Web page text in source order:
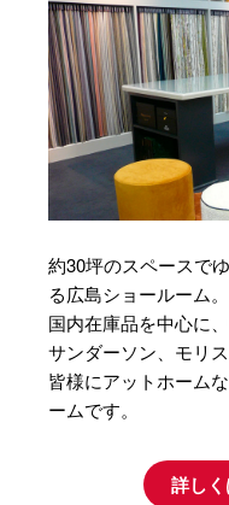
約30坪のスペースで
る広島ショールーム。
国内在庫品を中心に
サンダーソン、モリ
皆様にアットホーム
ームです。
詳し